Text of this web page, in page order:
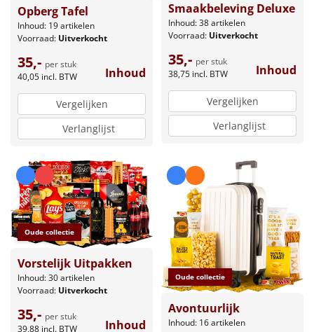
Opberg Tafel
Inhoud: 19 artikelen
Voorraad: Uitverkocht
35,- per stuk
40,05 incl. BTW Inhoud
Vergelijken
Verlanglijst
Smaakbeleving Deluxe
Inhoud: 38 artikelen
Voorraad: Uitverkocht
35,- per stuk
38,75 incl. BTW Inhoud
Vergelijken
Verlanglijst
Oude collectie
Vorstelijk Uitpakken
Inhoud: 30 artikelen
Voorraad: Uitverkocht
35,- per stuk
39,88 incl. BTW Inhoud
Oude collectie
Avontuurlijk
Inhoud: 16 artikelen